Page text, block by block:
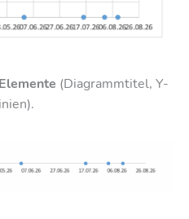
(Diagrammtitel, Y-